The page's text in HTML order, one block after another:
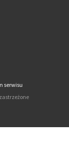
serwisu